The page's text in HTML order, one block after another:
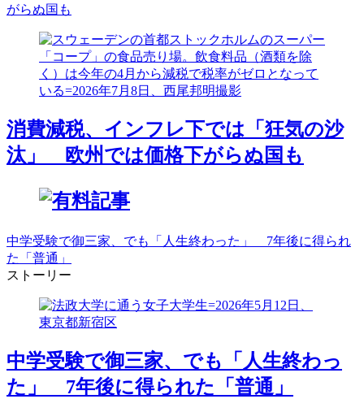
がらぬ国も
消費減税、インフレ下では「狂気の沙
汰」 欧州では価格下がらぬ国も
中学受験で御三家、でも「人生終わった」 7年後に得られ
た「普通」
ストーリー
中学受験で御三家、でも「人生終わっ
た」 7年後に得られた「普通」